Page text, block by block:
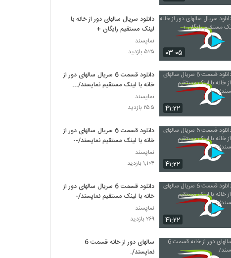
۰۳:۰۵
دانلود سریال سالهای دور از خانه با
لینک مستقیم رایگان +
نماپسند
۵۲۵ بازدید
۴۱:۲۲
دانلود قسمت 6 سریال سالهای دور از
خانه با لینک مستقیم نماپسند/...
نماپسند
۲۵۵ بازدید
۴۱:۲۲
دانلود قسمت 6 سریال سالهای دور از
خانه با لینک مستقیم نماپسند/--
نماپسند
۱,۱۰۴ بازدید
۴۱:۲۲
دانلود قسمت 6 سریال سالهای دور از
خانه با لینک مستقیم نماپسند/-
نماپسند
۲۶۹ بازدید
سالهای دور از خانه قسمت 6
نماپسند/.